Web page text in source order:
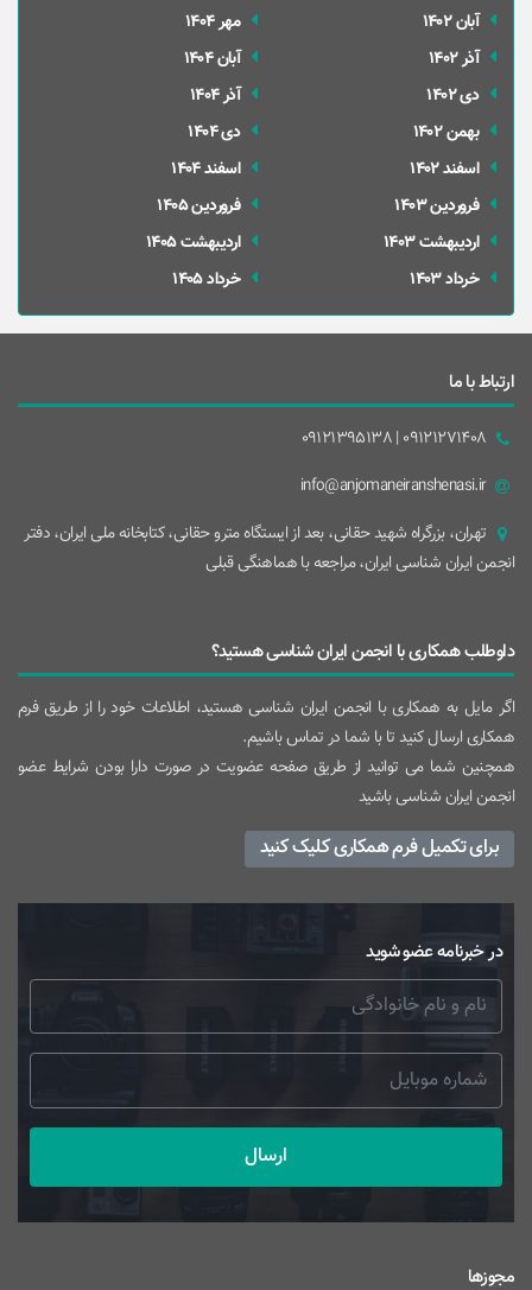
آبان 1402
آذر 1402
دی 1402
بهمن 1402
اسفند 1402
فروردین 1403
ارديبهشت 1403
خرداد 1403
مهر 1404
آبان 1404
آذر 1404
دی 1404
اسفند 1404
فروردین 1405
ارديبهشت 1405
خرداد 1405
ارتباط با ما
09121271408 | 09121395138
info@anjomaneiranshenasi.ir
تهران، بزرگراه شهيد حقانی، بعد از ايستگاه مترو حقانی، کتابخانه ملی ایران، دفتر
انجمن ایران شناسی ایران، مراجعه با هماهنگی قبلی
داوطلب همکاری با انجمن ایران شناسی هستید؟
اگر مایل به همکاری با انجمن ایران شناسی هستید، اطلاعات خود را از طریق فرم
همکاری ارسال کنید تا با شما در تماس باشیم.
همچنین شما می توانید از طریق صفحه عضویت در صورت دارا بودن شرایط عضو
انجمن ایران شناسی باشید
برای تکمیل فرم همکاری کلیک کنید
در خبرنامه عضو شوید
ارسال
مجوزها